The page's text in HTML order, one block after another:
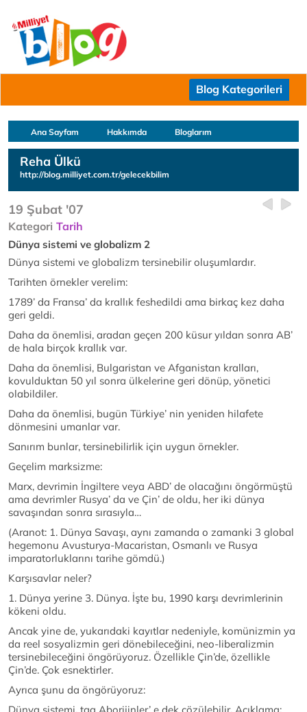
Blog Kategorileri
Ana Sayfam Hakkımda Bloglarım
Reha Ülkü
http://blog.milliyet.com.tr/gelecekbilim
19 Şubat '07
Kategori Tarih
Dünya sistemi ve globalizm 2
Dünya sistemi ve globalizm tersinebilir oluşumlardır.
Tarihten örnekler verelim:
1789’ da Fransa’ da krallık feshedildi ama birkaç kez daha
geri geldi.
Daha da önemlisi, aradan geçen 200 küsur yıldan sonra AB’
de hala birçok krallık var.
Daha da önemlisi, Bulgaristan ve Afganistan kralları,
kovulduktan 50 yıl sonra ülkelerine geri dönüp, yönetici
olabildiler.
Daha da önemlisi, bugün Türkiye’ nin yeniden hilafete
dönmesini umanlar var.
Sanırım bunlar, tersinebilirlik için uygun örnekler.
Geçelim marksizme:
Marx, devrimin İngiltere veya ABD’ de olacağını öngörmüştü
ama devrimler Rusya’ da ve Çin’ de oldu, her iki dünya
savaşından sonra sırasıyla…
(Aranot: 1. Dünya Savaşı, aynı zamanda o zamanki 3 global
hegemonu Avusturya-Macaristan, Osmanlı ve Rusya
imparatorluklarını tarihe gömdü.)
Karşısavlar neler?
1. Dünya yerine 3. Dünya. İşte bu, 1990 karşı devrimlerinin
kökeni oldu.
Ancak yine de, yukarıdaki kayıtlar nedeniyle, komünizmin ya
da reel sosyalizmin geri dönebileceğini, neo-liberalizmin
tersinebileceğini öngörüyoruz. Özellikle Çin’de, özellikle
Çin’de. Çok esnektirler.
Ayrıca şunu da öngörüyoruz: